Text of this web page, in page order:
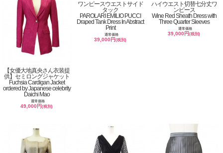
【女優大地真央さん衣装提
供】セミロングジャケット
Fuchsia Cardigan Jacket
ordered by Japanese celebrity
Daichi Mao
通常価格
49,000円(税別)
ワンピースウエストサイド
タック
PAROLARI EMILIO PUCCI
Draped Tank Dress In Abstract
Print
通常価格
39,000円(税別)
ハイウエスト切替七分丈ワ
ンピース
Wine Red Sheath Dress with
Three Quarter Sleeves
通常価格
39,000円(税別)